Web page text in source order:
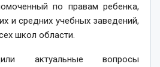
по правам ребенка,
и средних учебных заведений,
школ области.
актуальные вопросы